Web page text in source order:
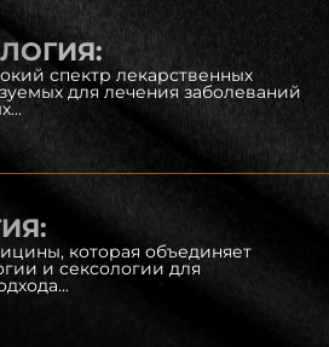
спектр лекарственных
для лечения заболеваний
которая объединяет
и сексологии для